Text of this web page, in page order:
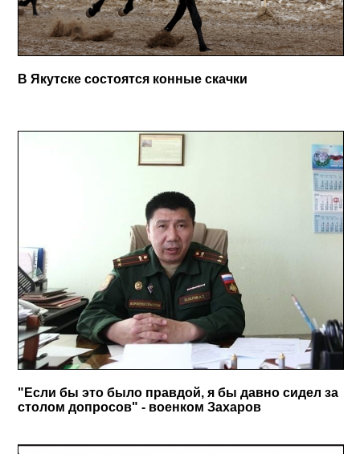
В Якутске состоятся конные скачки
"Если бы это было правдой, я бы давно сидел за
столом допросов" - военком Захаров